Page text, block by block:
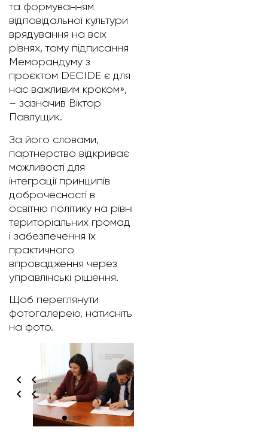
та формуванням
відповідальної культури
врядування на всіх
рівнях, тому підписання
Меморандуму з
проєктом DECIDE є для
нас важливим кроком»,
– зазначив Віктор
Павлущик.
За його словами,
партнерство відкриває
можливості для
інтеграції принципів
доброчесності в
освітню політику на рівні
територіальних громад
і забезпечення їх
практичного
впровадження через
управлінські рішення.
Щоб переглянути
фотогалерею, натисніть
на фото.